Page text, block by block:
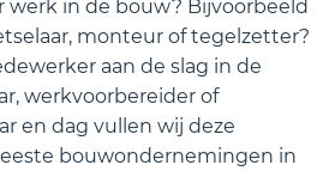
werk in de bouw? Bijvoorbeeld
monteur of tegelzetter?
aan de slag in de
werkvoorbereider of
en dag vullen wij deze
bouwondernemingen in